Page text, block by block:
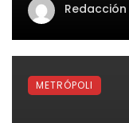
Redacción
METRÓPOLI